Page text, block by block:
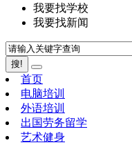
我要找学校
我要找新闻
搜!
首页
电脑培训
外语培训
出国劳务留学
艺术健身